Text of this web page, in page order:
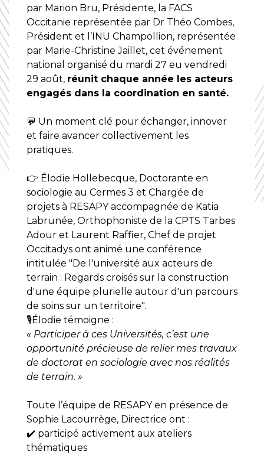
par Marion Bru, Présidente, la FACS
Occitanie représentée par Dr Théo Combes,
Président et l’INU Champollion, représentée
par Marie-Christine Jaillet, cet événement
national organisé du mardi 27 eu vendredi
29 août, réunit chaque année les acteurs
engagés dans la coordination en santé.
💬 Un moment clé pour échanger, innover
et faire avancer collectivement les
pratiques.
👉 Élodie Hollebecque, Doctorante en
sociologie au Cermes 3 et Chargée de
projets à RESAPY accompagnée de Katia
Labrunée, Orthophoniste de la CPTS Tarbes
Adour et Laurent Raffier, Chef de projet
Occitadys ont animé une conférence
intitulée "De l'université aux acteurs de
terrain : Regards croisés sur la construction
d'une équipe plurielle autour d'un parcours
de soins sur un territoire".
🎙️Élodie témoigne :
« Participer à ces Universités, c’est une
opportunité précieuse de relier mes travaux
de doctorat en sociologie avec nos réalités
de terrain. »
Toute l’équipe de RESAPY en présence de
Sophie Lacourrège, Directrice ont :
✔️ participé activement aux ateliers
thématiques